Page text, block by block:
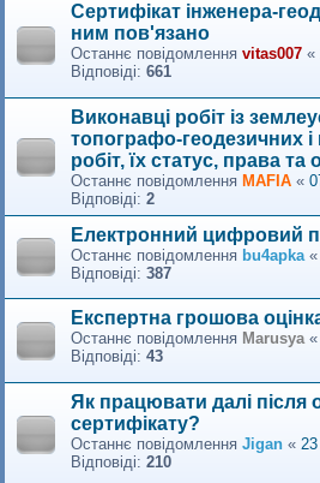
Сертифікат інженера-
ним пов'язано
Останнє повідомлення vitas007 «
Відповіді: 661
Виконавці робіт із
топографо-геодезичних і
робіт, їх статус, права та
Останнє повідомлення MAFIA «
Відповіді: 2
Електронний цифровий
Останнє повідомлення bu4apka «
Відповіді: 387
Експертна грошова
Останнє повідомлення Marusya«
Відповіді: 43
Як працювати далі після
сертифікату?
Останнє повідомлення Jigan «
Відповіді: 210